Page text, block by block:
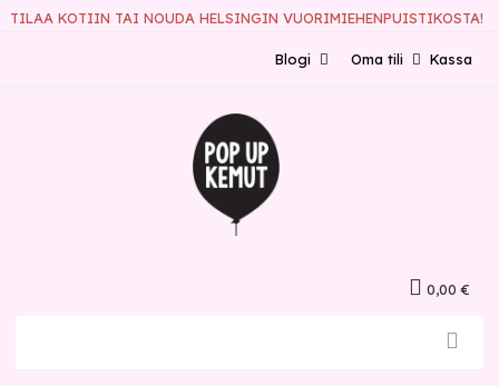
TILAA KOTIIN TAI NOUDA HELSINGIN VUORIMIEHENPUISTIKOSTA!
Kassa
Oma tili
Blogi
0,00 €